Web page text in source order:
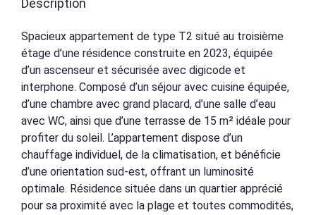
Description
Spacieux appartement de type T2 situé au troisième
étage d’une résidence construite en 2023, équipée
d’un ascenseur et sécurisée avec digicode et
interphone. Composé d’un séjour avec cuisine équipée,
d’une chambre avec grand placard, d’une salle d’eau
avec WC, ainsi que d’une terrasse de 15 m² idéale pour
profiter du soleil. L’appartement dispose d’un
chauffage individuel, de la climatisation, et bénéficie
d’une orientation sud-est, offrant un luminosité
optimale. Résidence située dans un quartier apprécié
pour sa proximité avec la plage et toutes commodités,